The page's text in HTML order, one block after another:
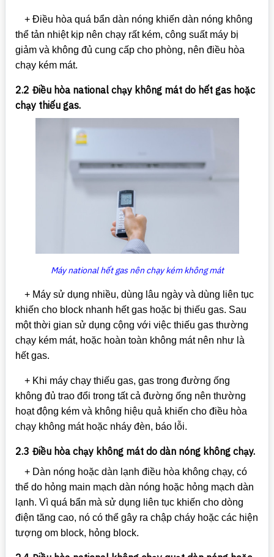
+ Điều hòa quá bẩn dàn nóng khiến dàn nóng không
thể tản nhiệt kịp nên chạy rất kém, công suất máy bị
giảm và không đủ cung cấp cho phòng, nên điều hòa
chạy kém mát.
2.2 Điều hòa national chạy không mát do hết gas hoặc
chạy thiếu gas.
Máy national hết gas nên chạy kém không mát
+ Máy sử dụng nhiều, dùng lâu ngày và dùng liên tục
khiến cho block nhanh hết gas hoặc bị thiếu gas. Sau
một thời gian sử dụng cộng với việc thiếu gas thường
chạy kém mát, hoặc hoàn toàn không mát nên như là
hết gas.
+ Khi máy chạy thiếu gas, gas trong đường ống
không đủ trao đổi trong tất cả đường ống nên thường
hoạt động kém và không hiệu quả khiến cho điều hòa
chạy không mát hoặc nháy đèn, báo lỗi.
2.3 Điều hòa chạy không mát do dàn nóng không chạy.
+ Dàn nóng hoặc dàn lạnh điều hòa không chạy, có
thể do hỏng main mạch dàn nóng hoặc hỏng mạch dàn
lạnh. Vì quá bẩn mà sử dụng liên tục khiến cho dòng
điện tăng cao, nó có thể gây ra chập cháy hoặc các hiện
tượng om block, hỏng block.